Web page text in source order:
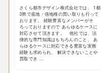
さくら都市デザイン株式会社では、 1都
3県で底地・借地権の買い取りも行って
おります。 経験豊富なメンバーがそ
ろっておりますので あらゆるケースに
対応させて頂きます。 他社では、法
律的な専門知識はもちろんのこと、 あ
らゆるケースに対応できる豊富な実務
経験も求められ、 解決できないことや
買取でき ...